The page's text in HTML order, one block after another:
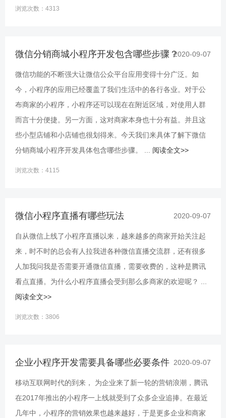
浏览次数：4313
微信分销商城小程序开发包含哪些步骤？2020-09-07
微信功能的不断强大让微信公众平台应用变得十分广泛。如
今，小程序的应用已经覆盖了我们生活中的各行各业。对于公
布商家的小程序，小程序还可以现在在附近区域，对使用人群
而言十分便捷。另一方面，这对商家本身也十分有益。并且这
些小型店铺和小店铺也很划得来。今天我们来具体了解下微信
分销商城小程序开发具体包含哪些步骤。 ... 阅读全文>>
浏览次数：4115
微信小程序直播有哪些玩法 2020-09-07
自从微信上线了小程序直播以来，越来越多的商家开始关注起
来，时不时的总会有人拉我进各种微信直播交流群，还有很多
人加我问我是否需要开通微信直播，需要收费的，这种是腾讯
看点直播。为什么小程序直播会受到那么多商家的欢迎呢？ ...
阅读全文>>
浏览次数：3806
企业小程序开发需要具备哪些必要条件 2020-09-07
移动互联网时代的到来， 为企业来了新一轮的营销浪潮，腾讯
在2017年推出的小程序一上线就受到了众多企业追捧。在最近
几年中，小程序的营销效果也越来越好，于是更多企业和商家